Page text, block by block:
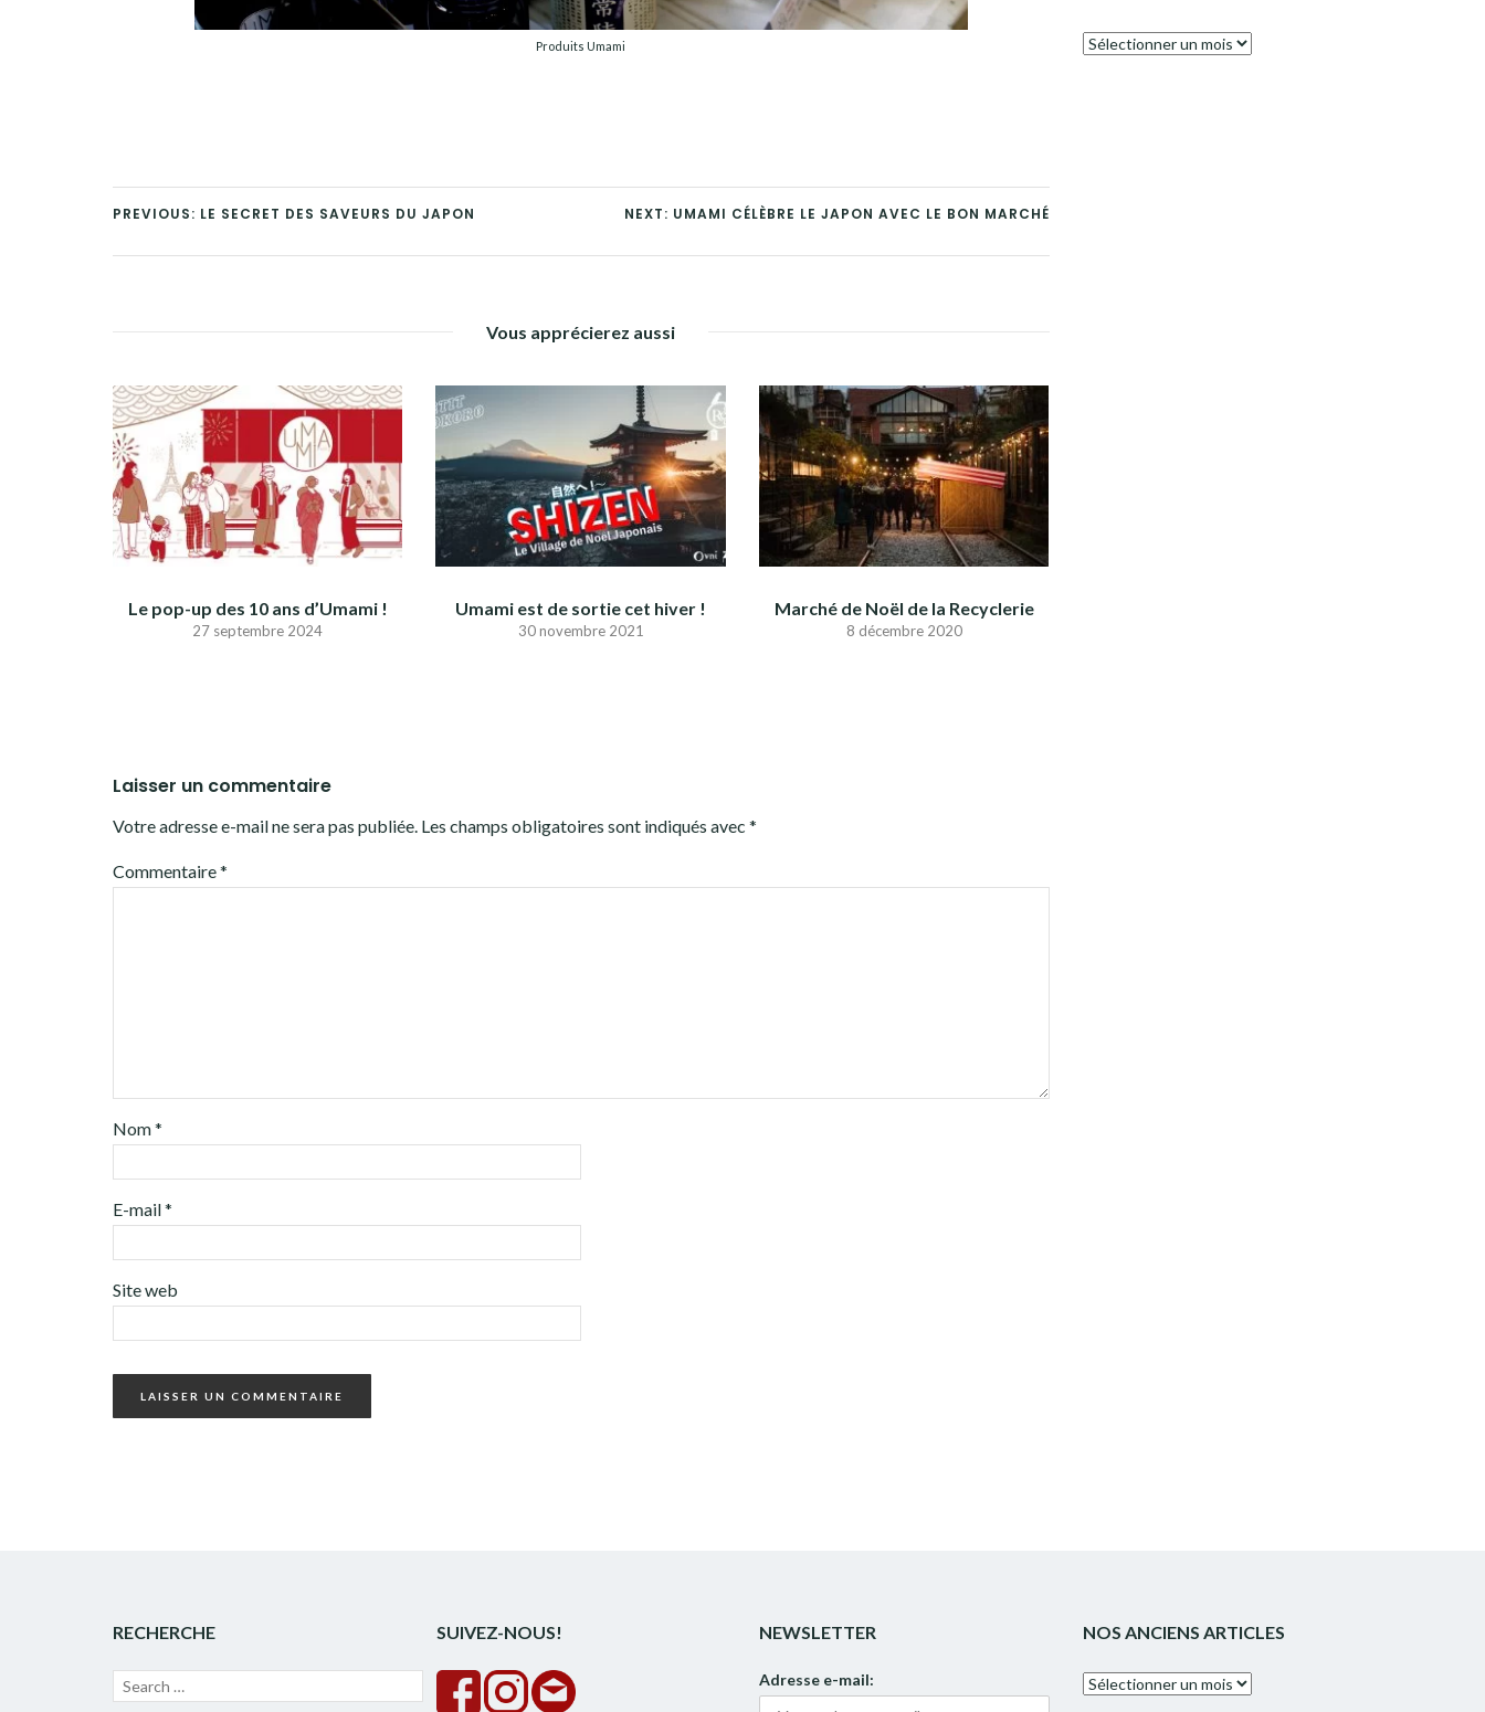
Produits Umami
PREVIOUS: LE SECRET DES SAVEURS DU JAPON NEXT: UMAMI CÉLÈBRE LE JAPON AVEC LE BON MARCHÉ
Vous apprécierez aussi
Le pop-up des 10 ans d’Umami !
27 septembre 2024
Umami est de sortie cet hiver !
30 novembre 2021
Marché de Noël de la Recyclerie
8 décembre 2020
Laisser un commentaire
Votre adresse e-mail ne sera pas publiée. Les champs obligatoires sont indiqués avec *
Commentaire*
Nom*
E-mail*
Site web
Nos
RECHERCHE
Recherche
SUIVEZ-NOUS! NEWSLETTER
Adresse e-mail:
NOS ANCIENS ARTICLES
Nos